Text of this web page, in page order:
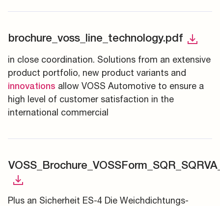
brochure_voss_line_technology.pdf
in close coordination. Solutions from an extensive
product portfolio, new product variants and
innovations allow VOSS Automotive to ensure a
high level of customer satisfaction in the
international commercial
Plus an Sicherheit ES-4 Die Weichdichtungs-